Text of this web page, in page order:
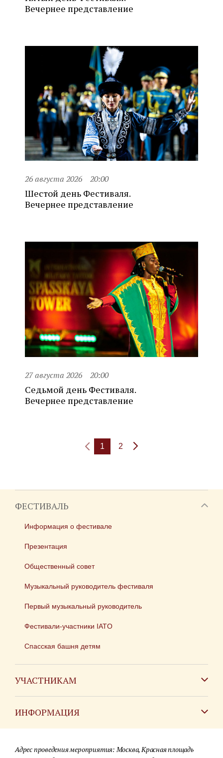
Вечернее представление
26 августа 2026 20:00
Шестой день Фестиваля.
Вечернее представление
27 августа 2026 20:00
Седьмой день Фестиваля.
Вечернее представление
1 2
ФЕСТИВАЛЬ
Информация о фестивале
Презентация
Общественный совет
Музыкальный руководитель фестиваля
Первый музыкальный руководитель
Фестивали-участники IATO
Спасская башня детям
УЧАСТНИКАМ
ИНФОРМАЦИЯ
Для СМИ
Адрес проведения мероприятия: Москва, Красная площадь